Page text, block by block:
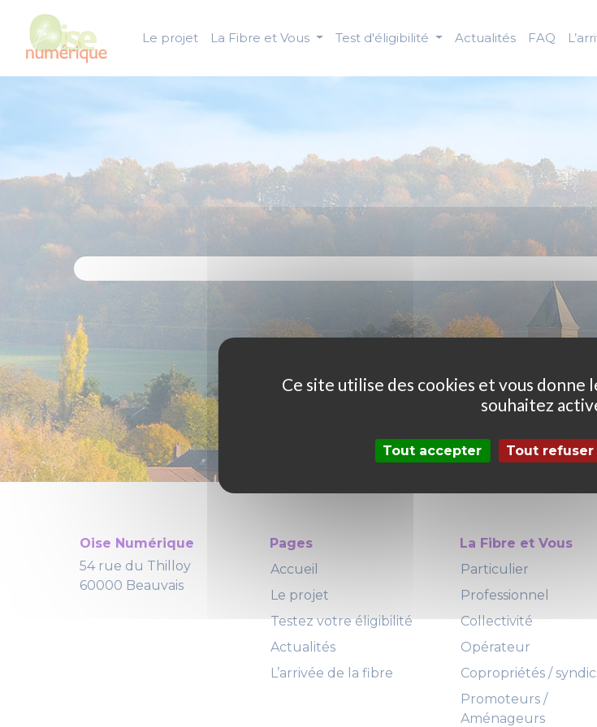
Le projet La Fibre et Vous Test d'éligibilité Actualités FAQ
Oise Numérique
54 rue du Thilloy
60000 Beauvais
Pages
Accueil
Le projet
Testez votre éligibilité
Actualités
L’arrivée de la fibre
La Fibre et Vous
Particulier
Professionnel
Collectivité
Opérateur
Copropriétés /
Promoteurs /
Aménageurs
Ce site utilise des cookies et vous donne
souhaitez
Tout accepter Tout refuser